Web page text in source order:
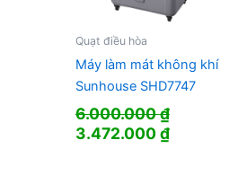
Quạt điều hòa
Máy làm mát không khí
Sunhouse SHD7747
6.000.000₫
Giá
3.472.000₫Giá